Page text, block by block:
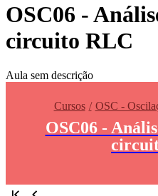
OSC06 -
circuito RLC
Aula sem descrição
Cursos OSC -
OSC06 -